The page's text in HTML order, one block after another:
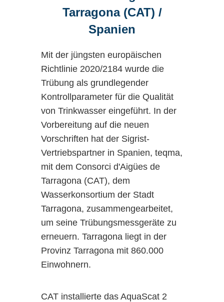
Neu sind zudem
formatierbare
Exportdateiensowie leistungsstarke
Mathematikfunktionen .
Zukunftssicher
– ein
Investment mit
Bestand
Die SiCon XX 40 ist mehr als ein
Anzeige- und Konfigurationsgerät. Sie
ist ein Werkzeug, das Anwender
entlastet und Prozesse transparenter
macht.
Ihre Vorteile im Überblick
Trübungsmessung im Bierbrauprozess.
durch die neue C-Serie ersetzt. Es
wurde ein Mess- und Referenzkanal
eingefügt. Erstmalig wurden absolute
Lichtpegel gemessen. Diese Technik
ermöglichte eine Erhöhung der
Empfindlichkeit der Geräte um Faktor
10. Der Dynamikbereich konnte
massiv vergrössert, so dass auf eine
optische Messbereichsumschaltung
verzichtet werden konnte. Die C-
Geräte waren an den gekürzten
Basisgeräten und den rostfreien
Gehäusen erkennbar.
Tarragona (CAT) /
Spanien
Mit der jüngsten europäischen
Richtlinie 2020/2184 wurde die
Trübung als grundlegender
Kontrollparameter für die Qualität
von Trinkwasser eingeführt. In der
Vorbereitung auf die neuen
Vorschriften hat der Sigrist-
Vertriebspartner in Spanien, teqma,
mit dem Consorci d'Aigües de
Tarragona (CAT), dem
Wasserkonsortium der Stadt
Tarragona, zusammengearbeitet,
um seine Trübungsmessgeräte zu
erneuern. Tarragona liegt in der
Provinz Tarragona mit 860.000
Einwohnern.
CAT installierte das AquaScat 2